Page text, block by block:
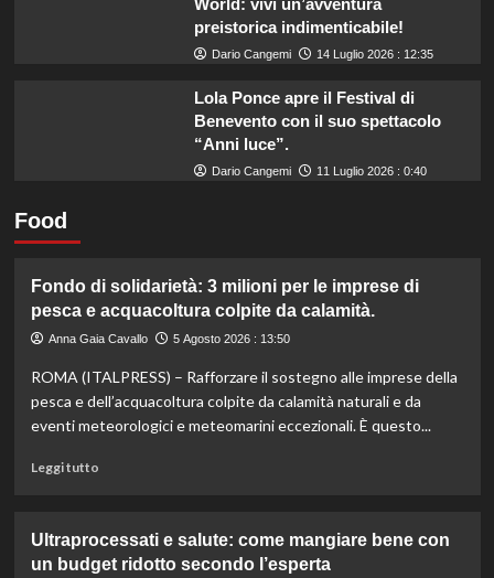
preistorica indimenticabile!
Dario Cangemi 14 Luglio 2026 : 12:35
Lola Ponce apre il Festival di
Benevento con il suo spettacolo
“Anni luce”.
Dario Cangemi 11 Luglio 2026 : 0:40
Food
Fondo di solidarietà: 3 milioni per le imprese di
pesca e acquacoltura colpite da calamità.
Anna Gaia Cavallo 5 Agosto 2026 : 13:50
ROMA (ITALPRESS) – Rafforzare il sostegno alle imprese della
pesca e dell’acquacoltura colpite da calamità naturali e da
eventi meteorologici e meteomarini eccezionali. È questo...
Leggi tuttoLeggi
Fondo
di
Ultraprocessati e salute: come mangiare bene con
un budget ridotto secondo l’esperta